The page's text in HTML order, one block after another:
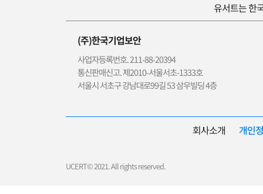
유서트는 한
(주)한국기업보안
사업자등록번호. 211-88-20394
통신판매신고. 제2010-서울서초-1333호
서울시 서초구 강남대로99길 53 삼우빌딩 4층
회사소개 개인
UCERT© 2021. All rights reserved.